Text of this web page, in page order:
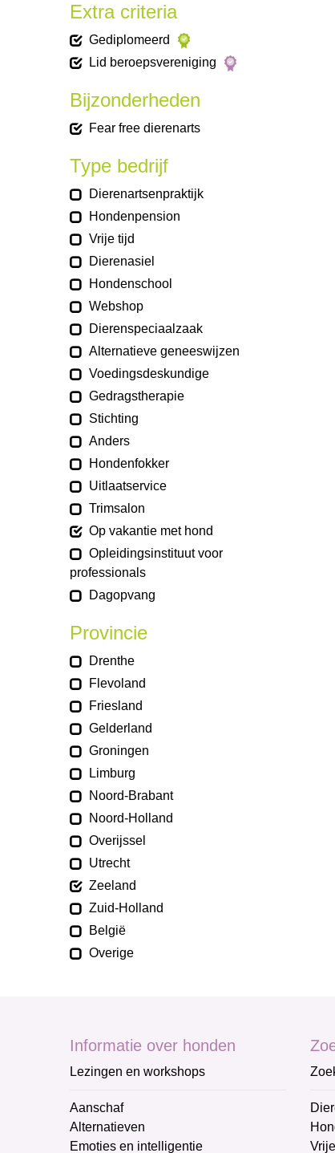
Extra criteria
Gediplomeerd
Lid beroepsvereniging
Bijzonderheden
Fear free dierenarts
Type bedrijf
Dierenartsenpraktijk
Hondenpension
Vrije tijd
Dierenasiel
Hondenschool
Webshop
Dierenspeciaalzaak
Alternatieve geneeswijzen
Voedingsdeskundige
Gedragstherapie
Stichting
Anders
Hondenfokker
Uitlaatservice
Trimsalon
Op vakantie met hond
Opleidingsinstituut voor
professionals
Dagopvang
Provincie
Drenthe
Flevoland
Friesland
Gelderland
Groningen
Limburg
Noord-Brabant
Noord-Holland
Overijssel
Utrecht
Zeeland
Zuid-Holland
België
Overige
Informatie over honden
Lezingen en workshops
Aanschaf
Alternatieven
Emoties en intelligentie